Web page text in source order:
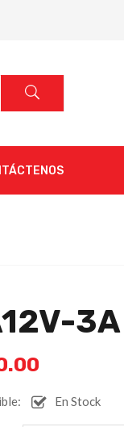
3A
En Stock